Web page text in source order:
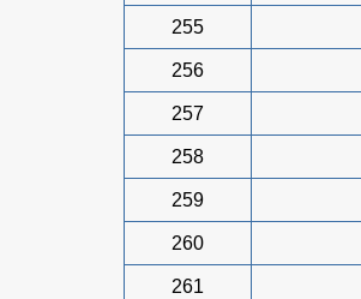
255
256
257
258
259
260
261